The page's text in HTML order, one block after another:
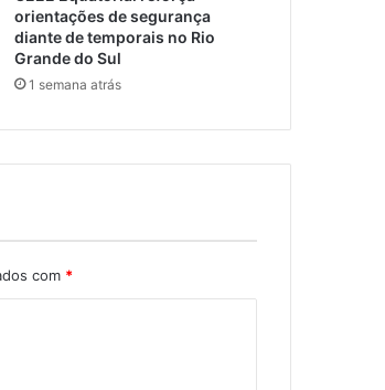
orientações de segurança
diante de temporais no Rio
Grande do Sul
1 semana atrás
com *